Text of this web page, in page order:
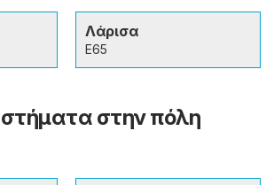
Λάρισα
Ε65
στην πόλη